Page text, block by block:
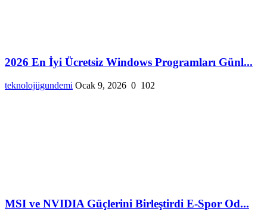
2026 En İyi Ücretsiz Windows Programları Günl...
teknolojiigundemi Ocak 9, 2026 0 102
MSI ve NVIDIA Güçlerini Birleştirdi E-Spor Od...